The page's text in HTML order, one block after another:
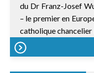
du Dr Franz-Josef
– le premier en
catholique